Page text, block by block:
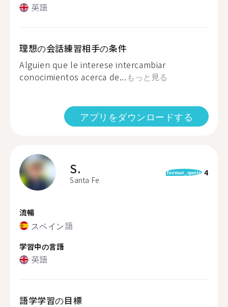
英語
理想の会話練習相手の条件
Alguien que le interese intercambiar
conocimientos acerca de... もっと見る
アプリをダウンロードする
S.
Santa Fe
format_quote 4
流暢
スペイン語
学習中の言語
英語
語学学習の目標